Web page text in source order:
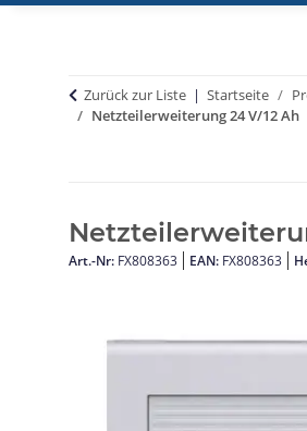
Zurück zur Liste Startseite
Netzteilerweiterung 24 V/12 Ah
Art.-Nr: FX808363 EAN: FX808363